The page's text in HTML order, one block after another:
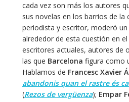
cada vez son más los autores
sus novelas en los barrios de la
periodista y escritor, moderó un
alrededor de esta cuestión en
escritores actuales, autores de
las que Barcelona figura como
Hablamos de Francesc Xavier
abandonis quan el rastre és
(Rezos de vergüenza); Empar